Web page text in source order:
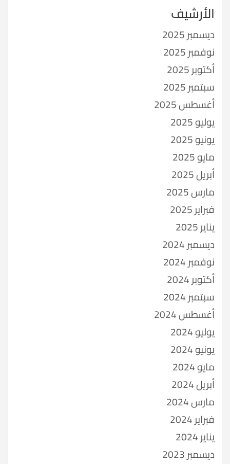
الأرشيف
ديسمبر 2025
نوفمبر 2025
أكتوبر 2025
سبتمبر 2025
أغسطس 2025
يوليو 2025
يونيو 2025
مايو 2025
أبريل 2025
مارس 2025
فبراير 2025
يناير 2025
ديسمبر 2024
نوفمبر 2024
أكتوبر 2024
سبتمبر 2024
أغسطس 2024
يوليو 2024
يونيو 2024
مايو 2024
أبريل 2024
مارس 2024
فبراير 2024
يناير 2024
ديسمبر 2023